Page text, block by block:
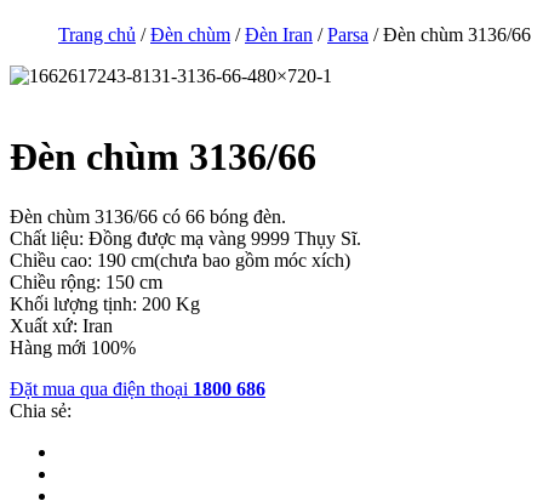
Trang chủ /Đèn chùm /Đèn Iran /Parsa / Đèn chùm 3136/66
Đèn chùm 3136/66
Đèn chùm 3136/66 có 66 bóng đèn.
Chất liệu: Đồng được mạ vàng 9999 Thụy Sĩ.
Chiều cao: 190 cm(chưa bao gồm móc xích)
Chiều rộng: 150 cm
Khối lượng tịnh: 200 Kg
Xuất xứ: Iran
Hàng mới 100%
Đặt mua qua điện thoại 1800 686
Chia sẻ: